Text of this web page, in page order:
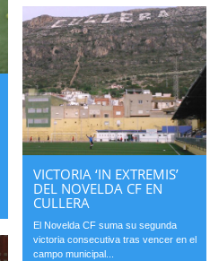
VICTORIA ‘IN EXTREMIS’
DEL NOVELDA CF EN
CULLERA
El Novelda CF suma su segunda
victoria consecutiva tras vencer en el
campo municipal...